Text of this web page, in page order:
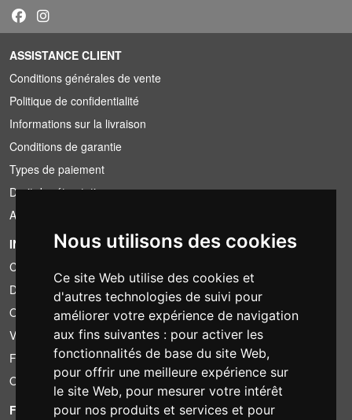
Nous utilisons des cookies
Ce site Web utilise des cookies et
d'autres technologies de suivi pour
améliorer votre expérience de navigation
aux fins suivantes : pour activer les
fonctionnalités de base du site Web,
pour offrir une meilleure expérience sur
le site Web, pour mesurer votre intérêt
pour nos produits et services et pour
ASSISTANCE CLIENT
Conditions générales de vente
Politique de confidentialité
Informations sur la livraison
Conditions de garantie
Types de paiement
Droit de rétractation
Application de la TVA
INFORMATION
Conditions de location
Devis
Offre groupée
Vous avez trouvé moins cher?
Financement
Occasion
FOTOCOLOMBO.IT